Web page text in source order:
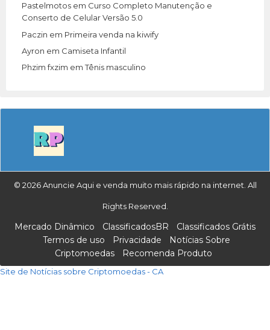
Pastelmotos em Curso Completo Manutenção e
Conserto de Celular Versão 5.0
Paczin em Primeira venda na kiwify
Ayron em Camiseta Infantil
Phzim fxzim emTênis masculino
© 2026 Anuncie Aqui e venda muito mais rápido na internet. All
Rights Reserved.
Mercado Dinâmico ClassificadosBR
Classificados Grátis
Termos de uso
Privacidade
Notícias Sobre
Criptomoedas
Recomenda Produto
Site de Notícias sobre Criptomoedas - CA